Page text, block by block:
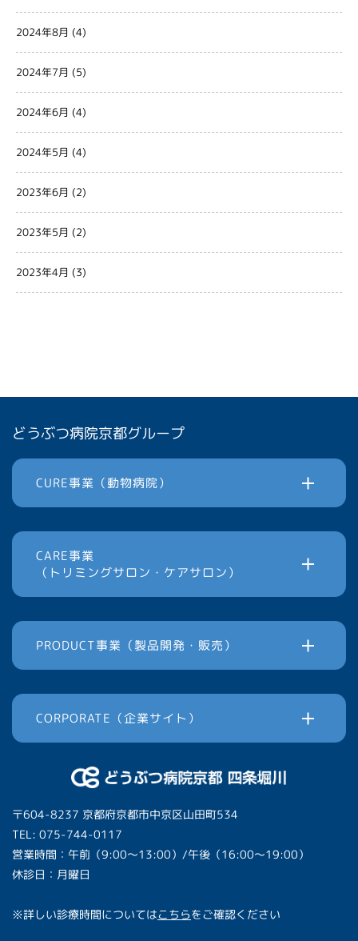
2024年8月 (4)
2024年7月 (5)
2024年6月 (4)
2024年5月 (4)
2023年6月 (2)
2023年5月 (2)
2023年4月 (3)
どうぶつ病院京都グループ
CURE事業（動物病院）
CARE事業
（トリミングサロン・ケアサロン）
PRODUCT事業（製品開発・販売）
CORPORATE（企業サイト）
〒604-8237 京都府京都市中京区山田町534
TEL: 075-744-0117
営業時間：午前（9:00〜13:00）/午後（16:00〜19:00）
休診日：月曜日
※詳しい診療時間についてはこちらをご確認ください